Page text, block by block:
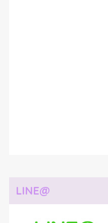
LINE@